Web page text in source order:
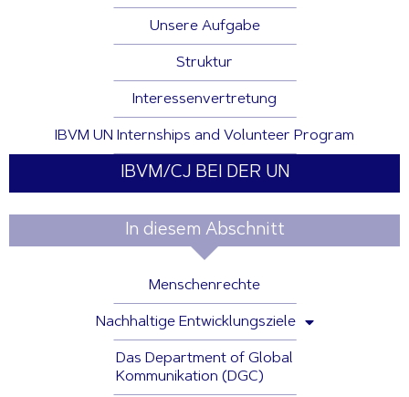
Unsere Aufgabe
Struktur
Interessenvertretung
IBVM UN Internships and Volunteer Program
IBVM/CJ BEI DER UN
In diesem Abschnitt
Menschenrechte
Nachhaltige Entwicklungsziele
Das Department of Global
Kommunikation (DGC)